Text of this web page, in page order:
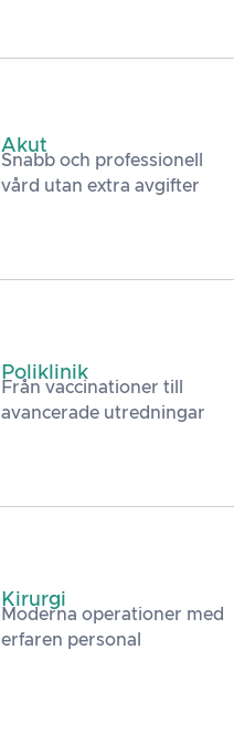
Akut
Snabb och professionell
vård utan extra avgifter
Poliklinik
Från vaccinationer till
avancerade utredningar
Kirurgi
Moderna operationer med
erfaren personal